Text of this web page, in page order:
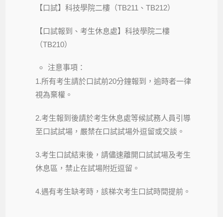
【口試】科技學院二樓（TB211、TB212）
【口試報到、考生休息處】科技學院二樓
（TB210）
注意事項：
1.所有考生請於口試前20分鐘報到，逾時者一律
視為棄權。
2.考生報到後請於考生休息處等候試務人員引導
至口試試場， 嚴禁在口試試場外逗留或交談。
3.考生口試結束後，請儘速離開口試試場及考生
休息區， 禁止在試場附近逗留。
4.遇有考生缺考時，該梯次考生口試時間提前。